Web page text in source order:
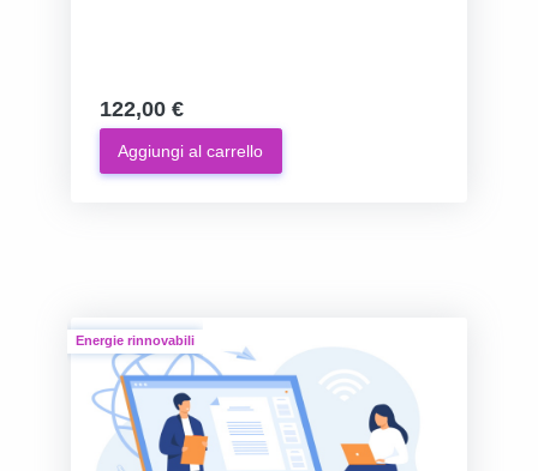
122,00 €
Aggiungi al carrello
Energie rinnovabili